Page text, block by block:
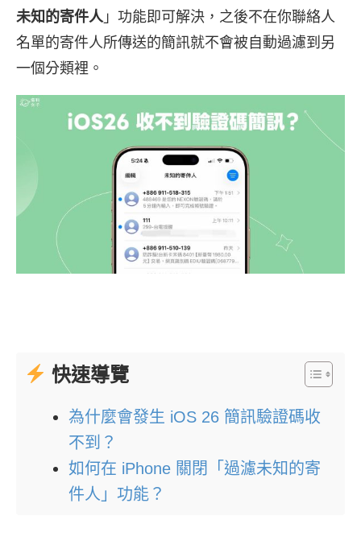
未知的寄件人」功能即可解決，之後不在你聯絡人
名單的寄件人所傳送的簡訊就不會被自動過濾到另
一個分類裡。
快速導覽
為什麼會發生 iOS 26 簡訊驗證碼收
不到？
如何在 iPhone 關閉「過濾未知的寄
件人」功能？